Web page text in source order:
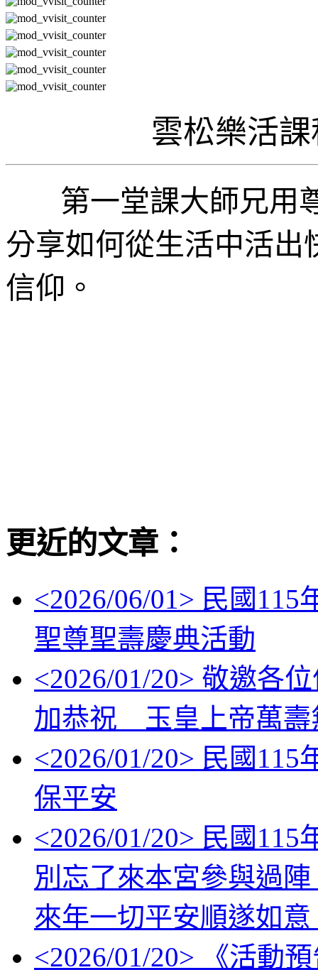
雲松樂活
第一堂課大師兄用
分享如何從生活中活出
信仰。
更近的文章：
<2026/06/01> 民國115
聖尊聖壽慶典活動
<2026/01/20> 敬邀各
加恭祝 玉皇上帝萬壽
<2026/01/20> 民國115
保平安
<2026/01/20> 民國115
別忘了來本宮參與過
來年一切平安順遂如
<2026/01/20> 《活動